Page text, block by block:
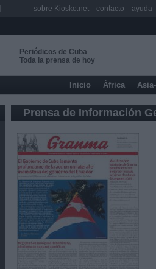
Periódicos de Cuba
Toda la prensa de hoy
Inicio África
Prensa de Información
sobre Kiosko.net contacto ayuda